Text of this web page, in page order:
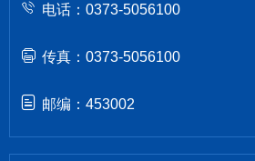
电话：0373-5056100
传真：0373-5056100
邮编：453002